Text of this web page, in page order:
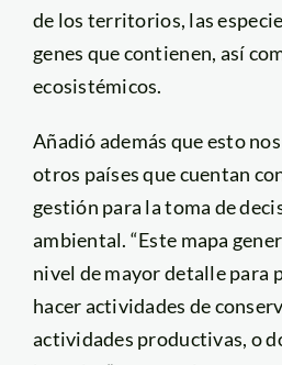
de los territorios, las
genes que contienen, así
ecosistémicos.
Añadió además que esto
otros países que cuentan
gestión para la toma de
ambiental. “Este mapa
nivel de mayor detalle para
hacer actividades de
actividades productivas, o